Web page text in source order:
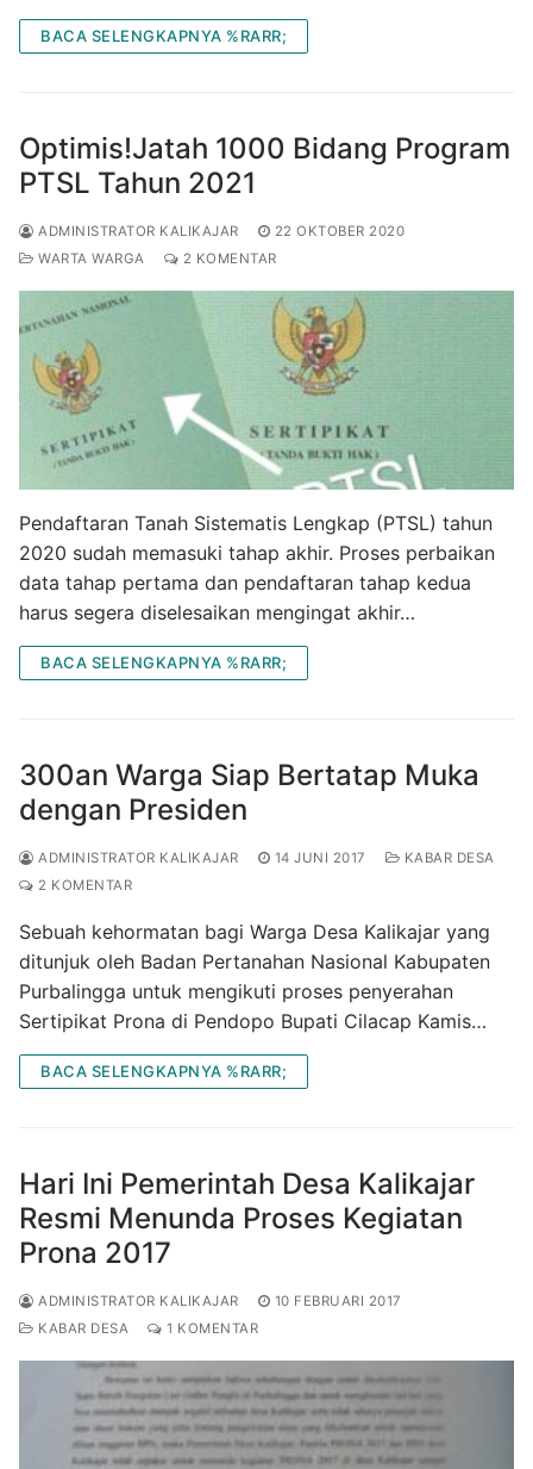
BACA SELENGKAPNYA %RARR;
Optimis!Jatah 1000 Bidang Program
PTSL Tahun 2021
ADMINISTRATOR KALIKAJAR
22 OKTOBER 2020
WARTA WARGA
2 KOMENTAR
Pendaftaran Tanah Sistematis Lengkap (PTSL) tahun
2020 sudah memasuki tahap akhir. Proses perbaikan
data tahap pertama dan pendaftaran tahap kedua
harus segera diselesaikan mengingat akhir…
BACA SELENGKAPNYA %RARR;
300an Warga Siap Bertatap Muka
dengan Presiden
ADMINISTRATOR KALIKAJAR 14 JUNI 2017
KABAR DESA
2 KOMENTAR
Sebuah kehormatan bagi Warga Desa Kalikajar yang
ditunjuk oleh Badan Pertanahan Nasional Kabupaten
Purbalingga untuk mengikuti proses penyerahan
Sertipikat Prona di Pendopo Bupati Cilacap Kamis…
BACA SELENGKAPNYA %RARR;
Hari Ini Pemerintah Desa Kalikajar
Resmi Menunda Proses Kegiatan
Prona 2017
ADMINISTRATOR KALIKAJAR
10 FEBRUARI 2017
KABAR DESA
1 KOMENTAR